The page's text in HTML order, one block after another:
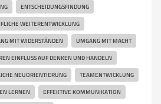
ENTSCHEIDUNGSFINDUNG
WEITERENTWICKLUNG
MIT WIDERSTÄNDEN UMGANG MIT MACHT
EINFLUSS AUF DENKEN UND HANDELN
NEUORIENTIERUNG TEAMENTWICKLUNG
LERNEN EFFEKTIVE KOMMUNIKATION